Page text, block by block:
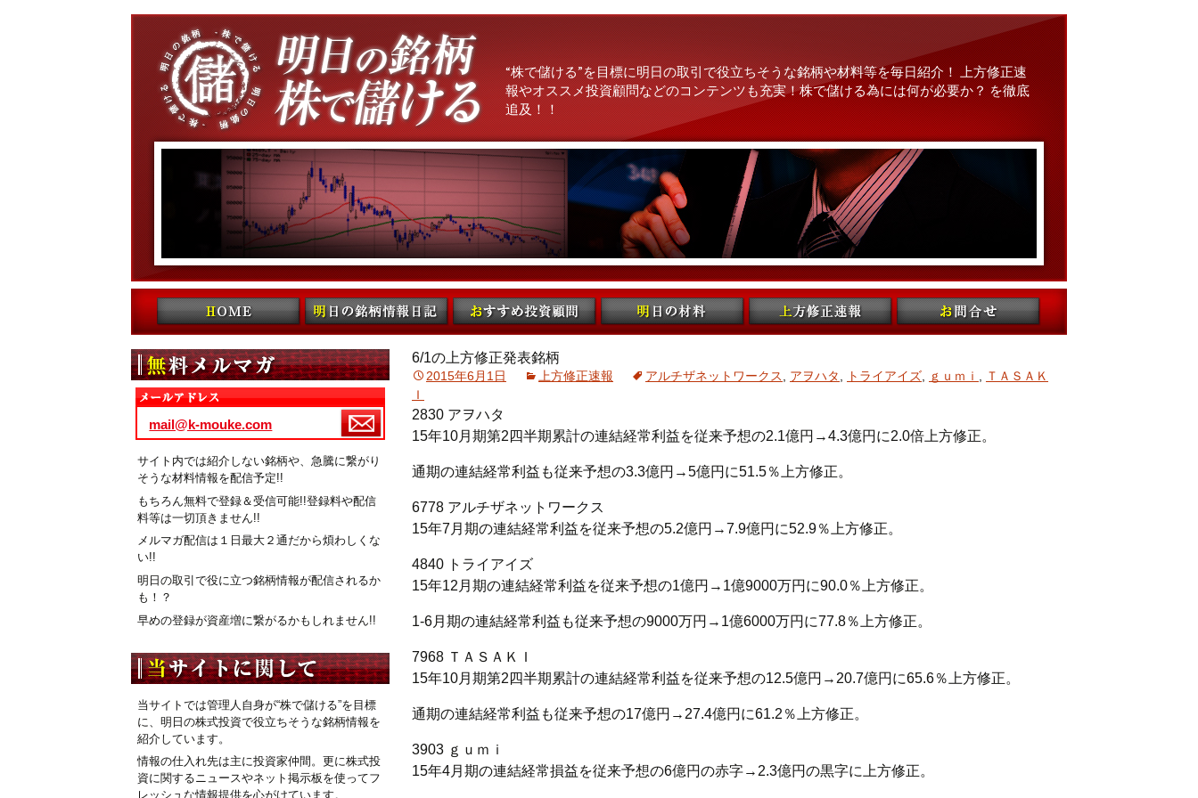
“株で儲ける”を目標に明日の取引で役立ちそうな銘柄や材料等を毎日紹介！ 上方修正速
報やオススメ投資顧問などのコンテンツも充実！株で儲ける為には何が必要か？ を徹底
追及！！
コンテンツへ移動
6/1の上方修正発表銘柄
2015年6月1日 上方修正速報 アルチザネットワークス アヲハタ トライアイズ ｇｕｍｉ
ＴＡＳＡＫ
Ｉ
2830 アヲハタ
15年10月期第2四半期累計の連結経常利益を従来予想の2.1億円→4.3億円に2.0倍上方修正。
通期の連結経常利益も従来予想の3.3億円→5億円に51.5％上方修正。
6778 アルチザネットワークス
15年7月期の連結経常利益を従来予想の5.2億円→7.9億円に52.9％上方修正。
4840 トライアイズ
15年12月期の連結経常利益を従来予想の1億円→1億9000万円に90.0％上方修正。
1-6月期の連結経常利益も従来予想の9000万円→1億6000万円に77.8％上方修正。
7968 ＴＡＳＡＫＩ
15年10月期第2四半期累計の連結経常利益を従来予想の12.5億円→20.7億円に65.6％上方修正。
通期の連結経常利益も従来予想の17億円→27.4億円に61.2％上方修正。
3903 ｇｕｍｉ
15年4月期の連結経常損益を従来予想の6億円の赤字→2.3億円の黒字に上方修正。
mail@k-mouke.com
サイト内では紹介しない銘柄や、急騰に繋がり
そうな材料情報を配信予定!!
もちろん無料で登録＆受信可能!!登録料や配信
料等は一切頂きません!!
メルマガ配信は１日最大２通だから煩わしくな
い!!
明日の取引で役に立つ銘柄情報が配信されるか
も！？
早めの登録が資産増に繋がるかもしれません!!
当サイトでは管理人自身が“株で儲ける”を目標
に、明日の株式投資で役立ちそうな銘柄情報を
紹介しています。
情報の仕入れ先は主に投資家仲間。更に株式投
資に関するニュースやネット掲示板を使ってフ
レッシュな情報提供を心がけています。